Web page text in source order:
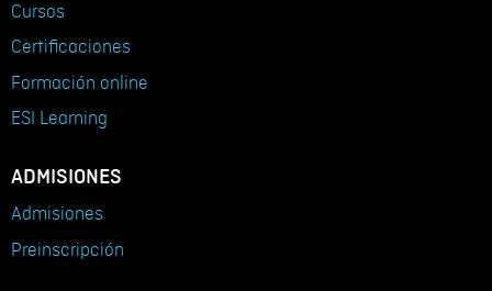
Cursos
Certificaciones
Formación online
ESI Learning
ADMISIONES
Admisiones
Preinscripción